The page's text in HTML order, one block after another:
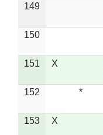
149
150
151 X
152 *
153 X